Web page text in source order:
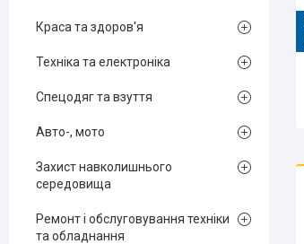
Краса та здоров'я
Техніка та електроніка
Спецодяг та взуття
Авто-, мото
Захист навколишнього
середовища
Ремонт і обслуговування техніки
та обладнання